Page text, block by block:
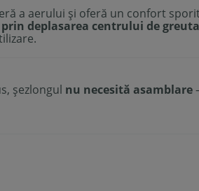
a aerului și oferă un confort
prin deplasarea centrului de
șezlongul nu necesită asamblare